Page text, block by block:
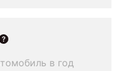
в год